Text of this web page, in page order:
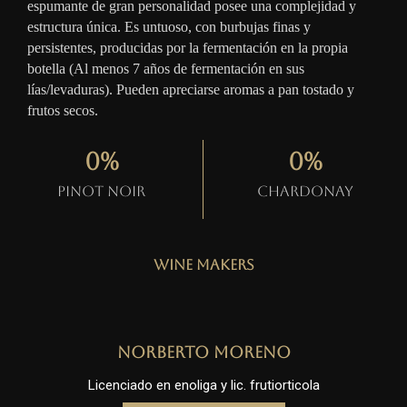
espumante de gran personalidad posee una complejidad y
estructura única. Es untuoso, con burbujas finas y
persistentes, producidas por la fermentación en la propia
botella (Al menos 7 años de fermentación en sus
lías/levaduras). Pueden apreciarse aromas a pan tostado y
frutos secos.
Pinot Noir
0%
Chardonay
0%
Wine Makers
Norberto Moreno
Licenciado en enoliga y lic. frutiorticola